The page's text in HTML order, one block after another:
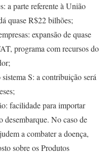
a parte referente à União
quase R$22 bilhões;
expansão de quase
programa com recursos do
S: a contribuição será
facilidade para importar
desembarque. No caso de
a combater a doença,
sobre os Produtos